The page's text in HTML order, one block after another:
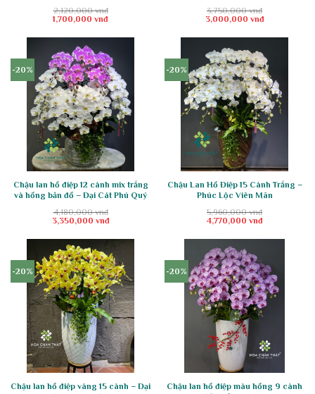
2,120,000vnđ
Giá
là:
2,120,000 vnđ.
1,700,000 vnđ
Giá
tại
là:
1,700,000 vnđ.
3,750,000vnđ
Giá
là:
3,000,000 vnđ
Giá
tại
3,000,000 vnđ.
-20%
Chậu lan hồ điệp 12 cành mix trắng
và hồng bản đồ – Đại Cát Phú Quý
4,180,000vnđ
Giá
4,180,000 vnđ.
3,350,000 vnđ
Giá
là:
3,350,000 vnđ.
-20%
Chậu Lan Hồ Điệp 15 Cành Trắng –
Phúc Lộc Viên Mãn
5,960,000vnđ
Giá
4,770,000 vnđ
Giá
4,770,000 vnđ.
-20%
Chậu lan hồ điệp vàng 15 cành – Đại
-20%
Chậu lan hồ điệp màu hồng 9 cành